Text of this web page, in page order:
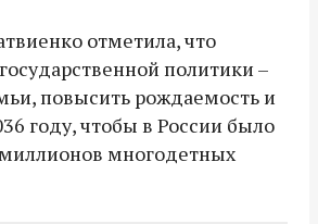
отметила, что
политики –
повысить рождаемость и
году, чтобы в России было
многодетных